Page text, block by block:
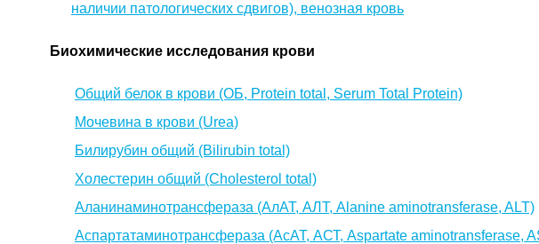
наличии патологических сдвигов), венозная кровь
Биохимические исследования крови
Общий белок в крови (ОБ, Protein total, Serum Total Protein)
Мочевина в крови (Urea)
Билирубин общий (Bilirubin total)
Холестерин общий (Cholesterol total)
Аланинаминотрансфераза (АлАТ, АЛТ, Alanine aminotransferase, ALT)
Аспартатаминотрансфераза (АсАТ, АСТ, Aspartate aminotransferase,